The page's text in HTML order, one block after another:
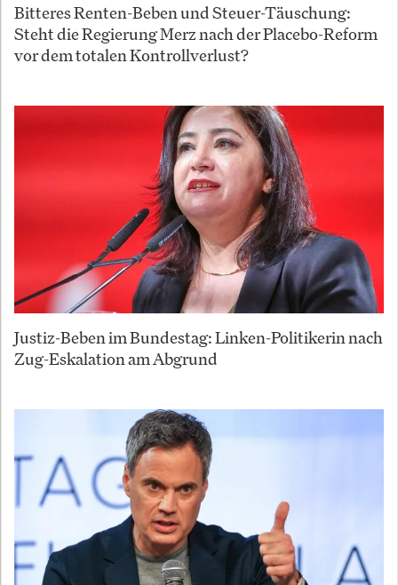
Bitteres Renten-Beben und Steuer-Täuschung:
Steht die Regierung Merz nach der Placebo-Reform
vor dem totalen Kontrollverlust?
Justiz-Beben im Bundestag: Linken-Politikerin nach
Zug-Eskalation am Abgrund